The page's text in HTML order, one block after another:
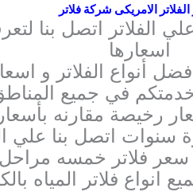
الامريكى شركة فلاتر
الفلاتر اتصل بنا
اسعارها
أنواع الفلاتر و
رخيصة مقارنه
اتصل بنا علي
سعر فلاتر خمسه
انواع فلاتر المياه